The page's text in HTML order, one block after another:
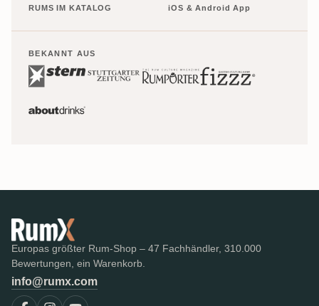
RUMS IM KATALOG iOS & Android App
BEKANNT AUS
Europas größter Rum-Shop – 47 Fachhändler, 310.000
Bewertungen, ein Warenkorb.
info@rumx.com